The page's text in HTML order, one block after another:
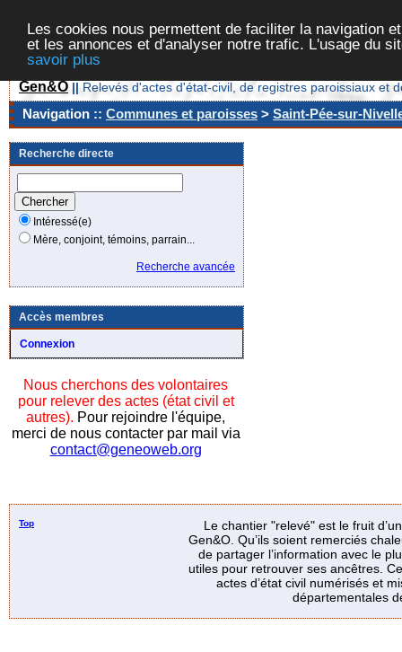
Les cookies nous permettent de faciliter la navigation
et les annonces et d'analyser notre trafic. L'usage du
savoir plus
Gen&O || Relevés d'actes d'état-civil, de registres paroissiaux et
Navigation :: Communes et paroisses > Saint-Pée-sur-
Recherche directe
Intéressé(e)
Mère, conjoint, témoins, parrain...
Recherche avancée
Accès membres
Connexion
Nous cherchons des volontaires
pour relever des actes (état civil et
autres). Pour rejoindre l'équipe,
merci de nous contacter par mail via
contact@geneoweb.org
Top
Le chantier "relevé" est le fruit
Gen&O. Qu’ils soient remerciés
de partager l’information avec le
utiles pour retrouver ses ancêtres.
actes d’état civil numérisés et
départementales